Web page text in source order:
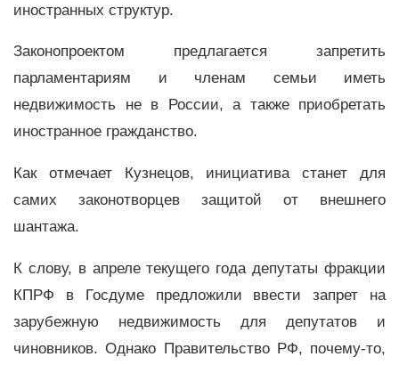
иностранных структур.
Законопроектом предлагается запретить
парламентариям и членам семьи иметь
недвижимость не в России, а также приобретать
иностранное гражданство.
Как отмечает Кузнецов, инициатива станет для
самих законотворцев защитой от внешнего
шантажа.
К слову, в апреле текущего года депутаты фракции
КПРФ в Госдуме предложили ввести запрет на
зарубежную недвижимость для депутатов и
чиновников. Однако Правительство РФ, почему-то,